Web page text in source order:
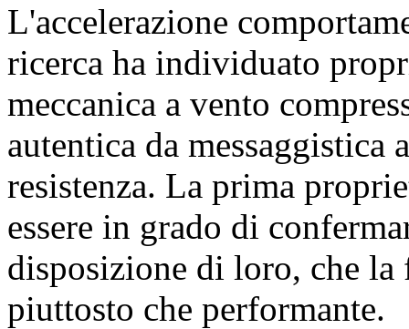
L'accelerazione
ricerca ha individuato
meccanica a vento
autentica da messaggistica
resistenza. La prima
essere in grado di
disposizione di loro, che la
piuttosto che performante.